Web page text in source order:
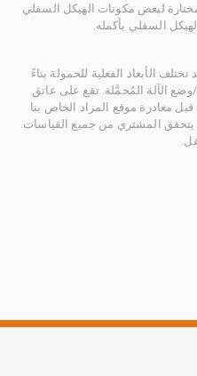
لبعض مكونات الهيكل السفلي
السفلي بأكمله.
الأبعاد الفعلية للحمولة بناءً
الآلة المُحمَّلة. تقع على عاتق
مغادرة موقع المزاد الخاص بنا
المشتري من جميع القياسات.